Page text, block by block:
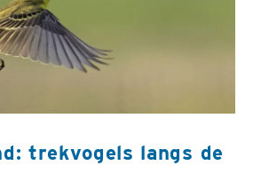
trekvogels langs de